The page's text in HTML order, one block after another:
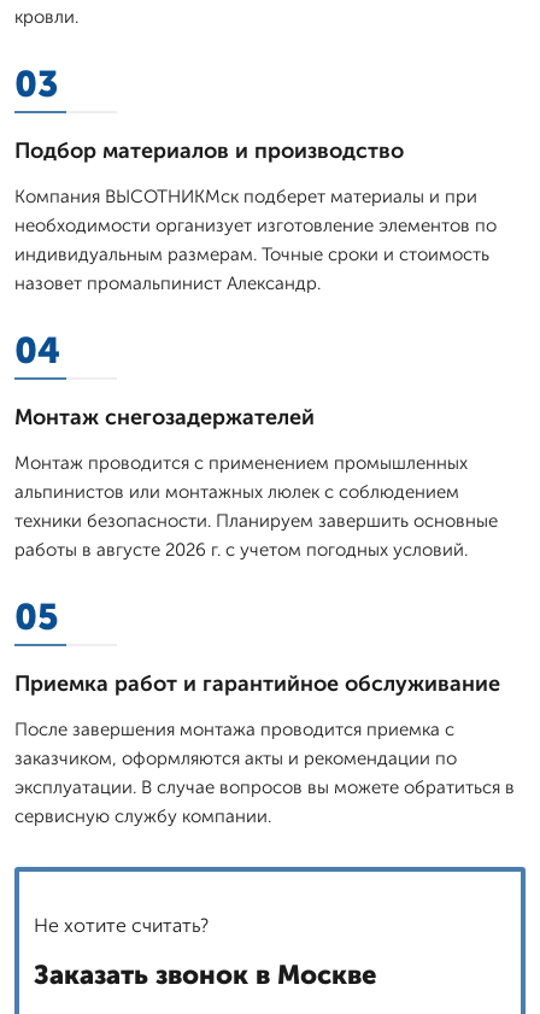
кровли.
03
Подбор материалов и производство
Компания ВЫСОТНИКМск подберет материалы и при
необходимости организует изготовление элементов по
индивидуальным размерам. Точные сроки и стоимость
назовет промальпинист Александр.
04
Монтаж снегозадержателей
Монтаж проводится с применением промышленных
альпинистов или монтажных люлек с соблюдением
техники безопасности. Планируем завершить основные
работы в августе 2026 г. с учетом погодных условий.
05
Приемка работ и гарантийное обслуживание
После завершения монтажа проводится приемка с
заказчиком, оформляются акты и рекомендации по
эксплуатации. В случае вопросов вы можете обратиться в
сервисную службу компании.
Не хотите считать?
Заказать звонок в Москве